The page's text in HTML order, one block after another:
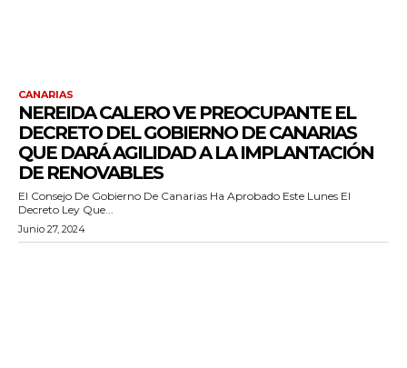
CANARIAS
NEREIDA CALERO VE PREOCUPANTE EL
DECRETO DEL GOBIERNO DE CANARIAS
QUE DARÁ AGILIDAD A LA IMPLANTACIÓN
DE RENOVABLES
El Consejo De Gobierno De Canarias Ha Aprobado Este Lunes El
Decreto Ley Que...
Junio 27, 2024